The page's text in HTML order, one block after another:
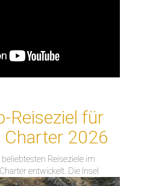
Reiseziel für
Charter 2026
Reiseziele im
entwickelt. Die Insel